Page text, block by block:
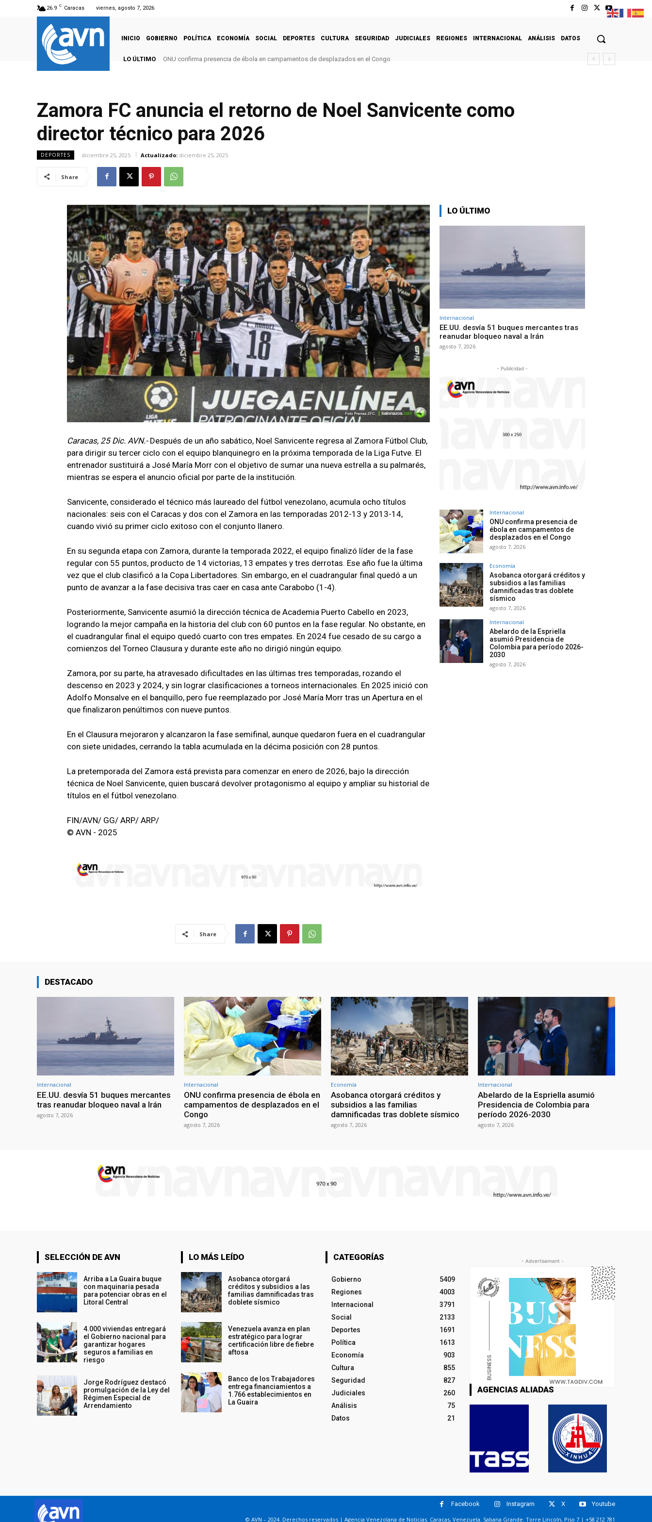
26.9 C Caracas viernes, agosto 7, 2026
INICIO GOBIERNO POLÍTICA ECONOMÍA SOCIAL DEPORTES CULTURA SEGURIDAD JUDICIALES REGIONES INTERNACIONAL ANÁLISIS DATOS
LO ÚLTIMO ONU confirma presencia de ébola en campamentos de desplazados en el Congo
Zamora FC anuncia el retorno de Noel Sanvicente como
director técnico para 2026
DEPORTES diciembre 25, 2025 Actualizado: diciembre 25, 2025
Share
Caracas, 25 Dic. AVN.- Después de un año sabático, Noel Sanvicente regresa al Zamora Fútbol Club,
para dirigir su tercer ciclo con el equipo blanquinegro en la próxima temporada de la Liga Futve. El
entrenador sustituirá a José María Morr con el objetivo de sumar una nueva estrella a su palmarés,
mientras se espera el anuncio oficial por parte de la institución.
Sanvicente, considerado el técnico más laureado del fútbol venezolano, acumula ocho títulos
nacionales: seis con el Caracas y dos con el Zamora en las temporadas 2012-13 y 2013-14,
cuando vivió su primer ciclo exitoso con el conjunto llanero.
En su segunda etapa con Zamora, durante la temporada 2022, el equipo finalizó líder de la fase
regular con 55 puntos, producto de 14 victorias, 13 empates y tres derrotas. Ese año fue la última
vez que el club clasificó a la Copa Libertadores. Sin embargo, en el cuadrangular final quedó a un
punto de avanzar a la fase decisiva tras caer en casa ante Carabobo (1-4).
Posteriormente, Sanvicente asumió la dirección técnica de Academia Puerto Cabello en 2023,
logrando la mejor campaña en la historia del club con 60 puntos en la fase regular. No obstante, en
el cuadrangular final el equipo quedó cuarto con tres empates. En 2024 fue cesado de su cargo a
comienzos del Torneo Clausura y durante este año no dirigió ningún equipo.
Zamora, por su parte, ha atravesado dificultades en las últimas tres temporadas, rozando el
descenso en 2023 y 2024, y sin lograr clasificaciones a torneos internacionales. En 2025 inició con
Adolfo Monsalve en el banquillo, pero fue reemplazado por José María Morr tras un Apertura en el
que finalizaron penúltimos con nueve puntos.
En el Clausura mejoraron y alcanzaron la fase semifinal, aunque quedaron fuera en el cuadrangular
con siete unidades, cerrando la tabla acumulada en la décima posición con 28 puntos.
La pretemporada del Zamora está prevista para comenzar en enero de 2026, bajo la dirección
técnica de Noel Sanvicente, quien buscará devolver protagonismo al equipo y ampliar su historial de
títulos en el fútbol venezolano.
FIN/AVN/ GG/ ARP/ ARP/
© AVN - 2025
Share
LO ÚLTIMO
Internacional
EE.UU. desvía 51 buques mercantes tras
reanudar bloqueo naval a Irán
agosto 7, 2026
- Publicidad -
Internacional
ONU confirma presencia de
ébola en campamentos de
desplazados en el Congo
agosto 7, 2026
Economía
Asobanca otorgará créditos y
subsidios a las familias
damnificadas tras doblete
sísmico
agosto 7, 2026
Internacional
Abelardo de la Espriella
asumió Presidencia de
Colombia para período 2026-
2030
agosto 7, 2026
DESTACADO
Internacional
EE.UU. desvía 51 buques mercantes
tras reanudar bloqueo naval a Irán
agosto 7, 2026
Internacional
ONU confirma presencia de ébola en
campamentos de desplazados en el
Congo
agosto 7, 2026
Economía
Asobanca otorgará créditos y
subsidios a las familias
damnificadas tras doblete sísmico
agosto 7, 2026
Internacional
Abelardo de la Espriella asumió
Presidencia de Colombia para
período 2026-2030
agosto 7, 2026
SELECCIÓN DE AVN
Arriba a La Guaira buque
con maquinaria pesada
para potenciar obras en el
Litoral Central
4.000 viviendas entregará
el Gobierno nacional para
garantizar hogares
seguros a familias en
riesgo
Jorge Rodríguez destacó
promulgación de la Ley del
Régimen Especial de
Arrendamiento
LO MÁS LEÍDO
Asobanca otorgará
créditos y subsidios a las
familias damnificadas tras
doblete sísmico
Venezuela avanza en plan
estratégico para lograr
certificación libre de fiebre
aftosa
Banco de los Trabajadores
entrega financiamientos a
1.766 establecimientos en
La Guaira
CATEGORÍAS
Gobierno
5409
Regiones
4003
Internacional
3791
Social
2133
Deportes
1691
Política
1613
Economía
903
Cultura
855
Seguridad
827
Judiciales
260
Análisis
75
Datos
21
- Advertisement -
AGENCIAS ALIADAS
Facebook Instagram X Youtube
© AVN – 2024. Derechos reservados | Agencia Venezolana de Noticias. Caracas, Venezuela. Sabana Grande. Torre Lincoln, Piso 7 | +58 212 781